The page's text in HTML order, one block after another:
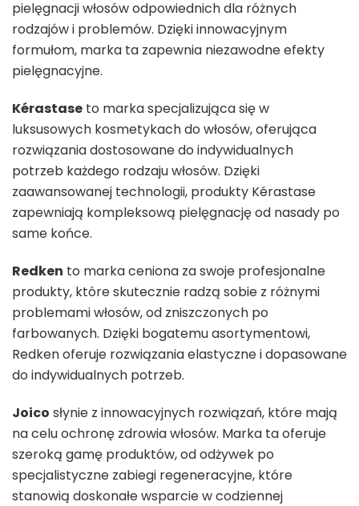
pielęgnacji włosów odpowiednich dla różnych
rodzajów i problemów. Dzięki innowacyjnym
formułom, marka ta zapewnia niezawodne efekty
pielęgnacyjne.
Kérastase to marka specjalizująca się w
luksusowych kosmetykach do włosów, oferująca
rozwiązania dostosowane do indywidualnych
potrzeb każdego rodzaju włosów. Dzięki
zaawansowanej technologii, produkty Kérastase
zapewniają kompleksową pielęgnację od nasady po
same końce.
Redken to marka ceniona za swoje profesjonalne
produkty, które skutecznie radzą sobie z różnymi
problemami włosów, od zniszczonych po
farbowanych. Dzięki bogatemu asortymentowi,
Redken oferuje rozwiązania elastyczne i dopasowane
do indywidualnych potrzeb.
Joico słynie z innowacyjnych rozwiązań, które mają
na celu ochronę zdrowia włosów. Marka ta oferuje
szeroką gamę produktów, od odżywek po
specjalistyczne zabiegi regeneracyjne, które
stanowią doskonałe wsparcie w codziennej